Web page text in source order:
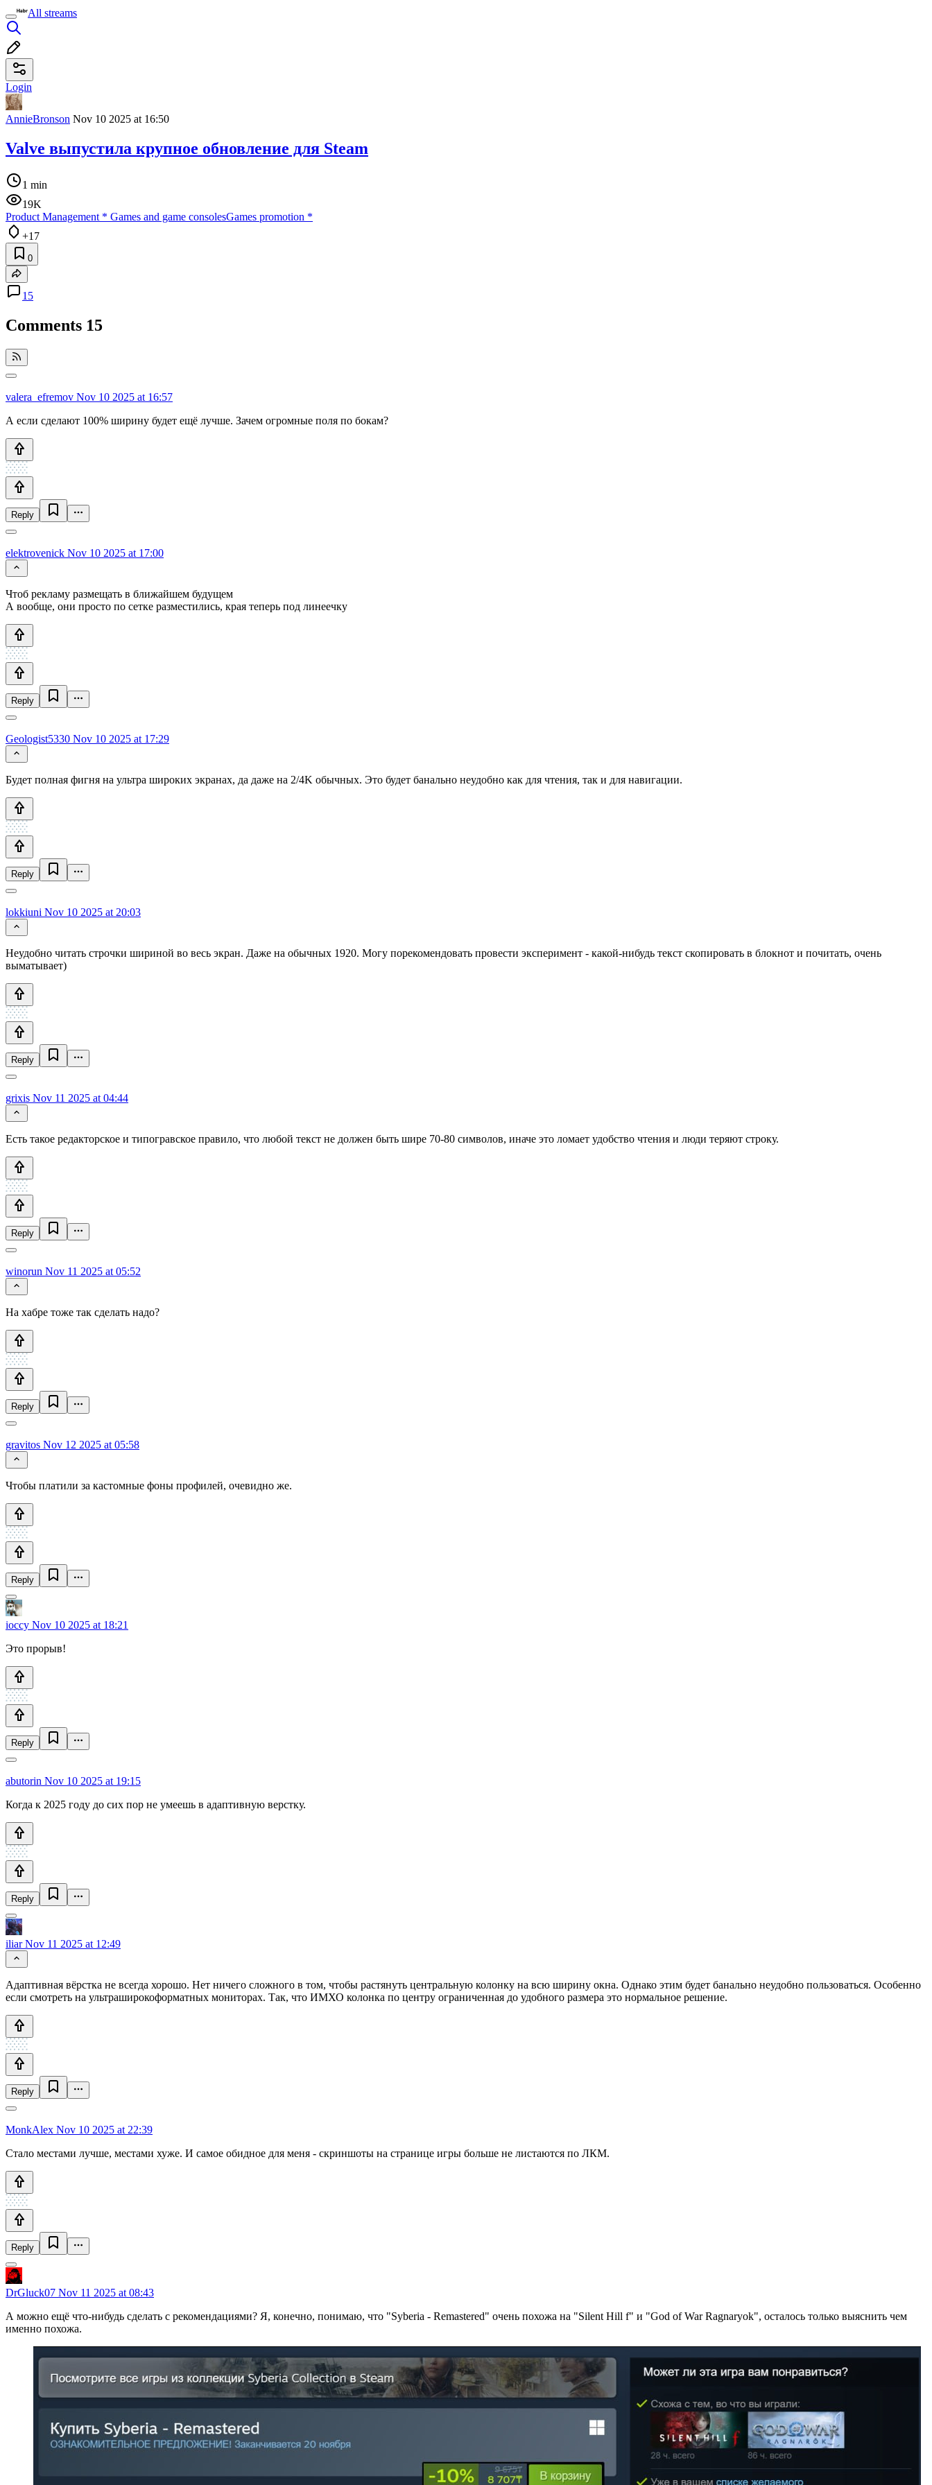
All streams
Login
AnnieBronson Nov 10 2025 at 16:50
Valve выпустила крупное обновление для Steam
1 min
19K
Product Management * Games and game consolesGames promotion *
+17
0
15
Comments 15
valera_efremov Nov 10 2025 at 16:57
А если сделают 100% ширину будет ещё лучше. Зачем огромные поля по бокам?
Reply
elektrovenick Nov 10 2025 at 17:00
Чтоб рекламу размещать в ближайшем будущем
А вообще, они просто по сетке разместились, края теперь под линеечку
Reply
Geologist5330 Nov 10 2025 at 17:29
Будет полная фигня на ультра широких экранах, да даже на 2/4K обычных. Это будет банально неудобно как для чтения, так и для навигации.
Reply
lokkiuni Nov 10 2025 at 20:03
Неудобно читать строчки шириной во весь экран. Даже на обычных 1920. Могу порекомендовать провести эксперимент - какой-нибудь текст скопировать в блокнот и почитать, очень
выматывает)
Reply
grixis Nov 11 2025 at 04:44
Есть такое редакторское и типогравское правило, что любой текст не должен быть шире 70-80 символов, иначе это ломает удобство чтения и люди теряют строку.
Reply
winorun Nov 11 2025 at 05:52
На хабре тоже так сделать надо?
Reply
gravitos Nov 12 2025 at 05:58
Чтобы платили за кастомные фоны профилей, очевидно же.
Reply
ioccy Nov 10 2025 at 18:21
Это прорыв!
Reply
abutorin Nov 10 2025 at 19:15
Когда к 2025 году до сих пор не умеешь в адаптивную верстку.
Reply
iliarNov 11 2025 at 12:49
Адаптивная вёрстка не всегда хорошо. Нет ничего сложного в том, чтобы растянуть центральную колонку на всю ширину окна. Однако этим будет банально неудобно пользоваться. Особенно
если смотреть на ультраширокоформатных мониторах. Так, что ИМХО колонка по центру ограниченная до удобного размера это нормальное решение.
Reply
MonkAlex Nov 10 2025 at 22:39
Стало местами лучше, местами хуже. И самое обидное для меня - скриншоты на странице игры больше не листаются по ЛКМ.
Reply
DrGluck07 Nov 11 2025 at 08:43
А можно ещё что-нибудь сделать с рекомендациями? Я, конечно, понимаю, что "Syberia - Remastered" очень похожа на "Silent Hill f" и "God of War Ragnaryok", осталось только выяснить чем
именно похожа.